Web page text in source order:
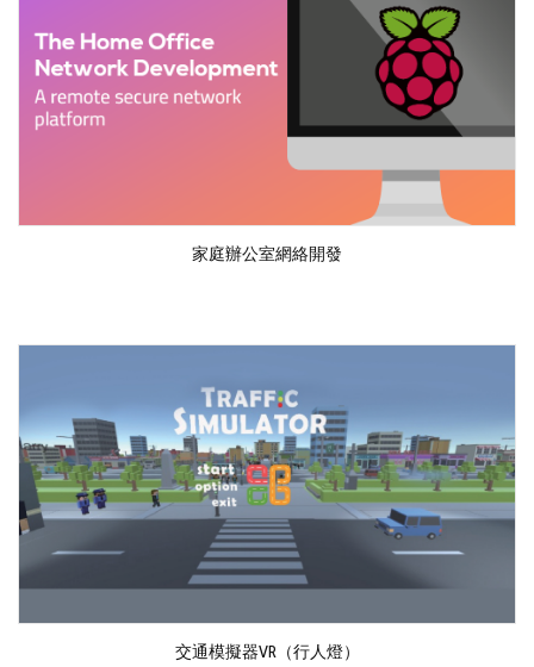
家庭辦公室網絡開發
交通模擬器VR（行人燈）